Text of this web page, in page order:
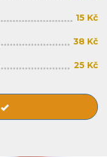
15 Kč
38 Kč
25 Kč